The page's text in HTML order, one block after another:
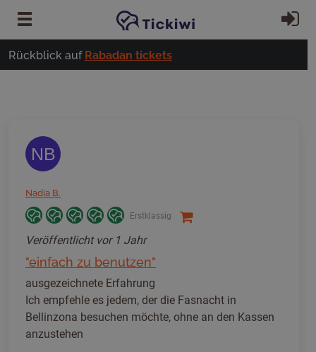
Zum Hauptinhalt springen
Rückblick auf Rabadan tickets
NB
Nadia B.
Erstklassig
Veröffentlicht vor 1 Jahr
"einfach zu benutzen"
ausgezeichnete Erfahrung
Ich empfehle es jedem, der die Fasnacht in
Bellinzona besuchen möchte, ohne an den Kassen
anzustehen